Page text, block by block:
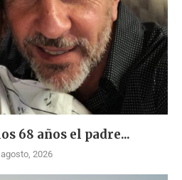
68 años el padre...
2026